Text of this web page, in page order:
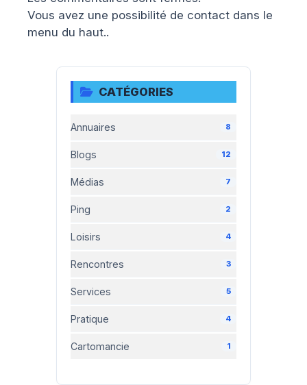
Vous avez une possibilité de contact dans le
menu du haut..
CATÉGORIES
Annuaires 8
Blogs 12
Médias 7
Ping 2
Loisirs 4
Rencontres 3
Services 5
Pratique 4
Cartomancie 1